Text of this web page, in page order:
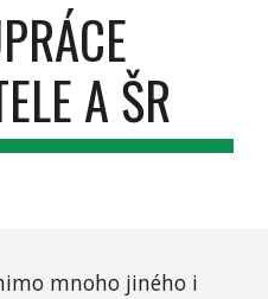
A ŠR
mnoho jiného i